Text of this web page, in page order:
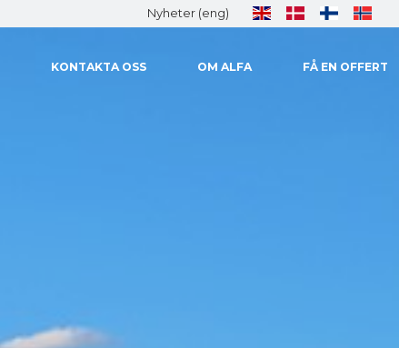
Nyheter (eng)
KONTAKTA OSS OM ALFA FÅ EN OFFERT